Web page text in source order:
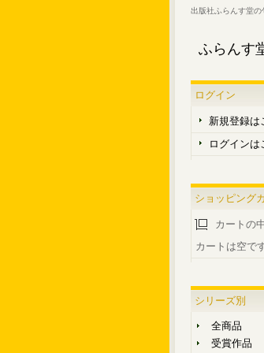
出版社ふらんす堂の
ふらんす
ログイン
新規登録は
ログインは
ショッピング
カートの
カートは空です
シリーズ別
全商品
受賞作品